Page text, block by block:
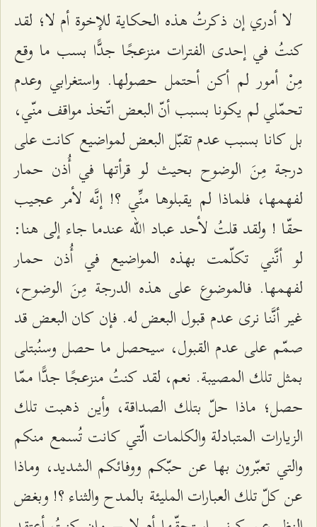
لا أدري إن ذكرتُ هذه الحكاية للإخوة أم لا؛ لقد
كنتُ في إحدى الفترات منزعجًا جدًّا بسب ما وقع
مِنْ أمور لم أكن أحتمل حصولها. واستغرابي وعدم
تحمّلي لم يكونا بسبب أنّ البعض اتّخذ مواقف منّي،
بل كانا بسبب عدم تقبّل البعض لمواضيع كانت على
درجة مِنَ الوضوح بحيث لو قرأتها في أُذن حمار
لفهمها، فلماذا لم يقبلوها منِّي ؟! إنَّه لأمر عجيب
حقّا ! ولقد قلتُ لأحد عباد الله عندما جاء إلى هنا:
لو أنَّني تكلّمت بهذه المواضيع في أُذن حمار
لفهمها. فالموضوع على هذه الدرجة مِنَ الوضوح،
غير أنَّنا نرى عدم قبول البعض له. فإن كان البعض قد
صمّم على عدم القبول، سيحصل ما حصل وسنُبتلى
بمثل تلك المصيبة. نعم، لقد كنتُ منزعجًا جدًّا ممّا
حصل؛ ماذا حلّ بتلك الصداقة، وأين ذهبت تلك
الزيارات المتبادلة والكلمات الّتي كانت تُسمع منكم
والتي تعبّرون بها عن حبّكم ووفائكم الشديد، وماذا
عن كلّ تلك العبارات المليئة بالمدح والثناء ؟! وبغض